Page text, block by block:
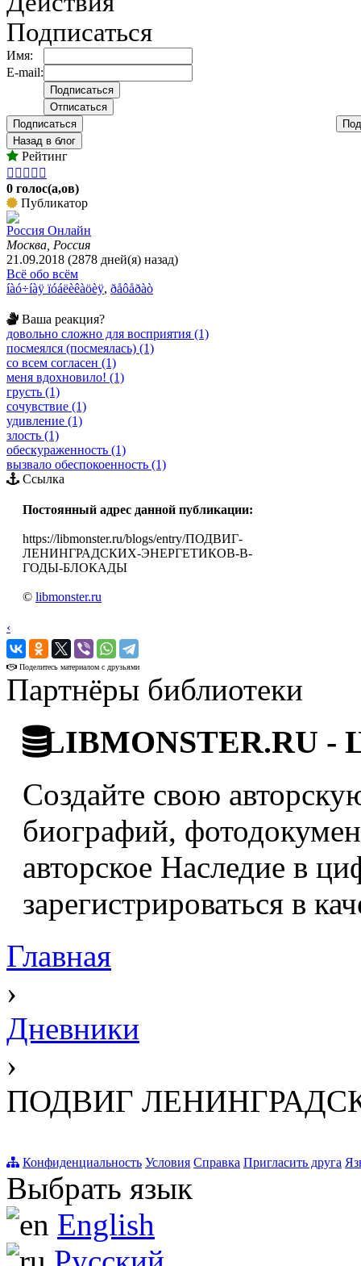
Подписаться
Имя:
E-mail:
Подписаться
Назад в блог
Рейтинг
    
0 голос(а,ов)
Публикатор
Россия Онлайн
Москва, Россия
21.09.2018 (2878 дней(я) назад)
Всё обо всём
íàó÷íàÿ ïóáëèêàöèÿ, ðåôåðàò
Ваша реакция?
довольно сложно для восприятия (1)
посмеялся (посмеялась) (1)
со всем согласен (1)
меня вдохновило! (1)
грусть (1)
сочувствие (1)
удивление (1)
злость (1)
обескураженность (1)
вызвало обеспокоенность (1)
Ссылка
Постоянный адрес данной публикации:
https://libmonster.ru/blogs/entry/ПОДВИГ-
ЛЕНИНГРАДСКИХ-ЭНЕРГЕТИКОВ-В-
ГОДЫ-БЛОКАДЫ
© libmonster.ru
‹
›
Поделитесь материалом с друзьями
Партнёры библиотеки
LIBMONSTER.RU -
Создайте свою
биографий,
авторское Наследие в
зарегистрироваться в
Главная
›
Дневники
›
ПОДВИГ
Конфиденциальность Условия Справка Пригласить друга
Выбрать язык
English